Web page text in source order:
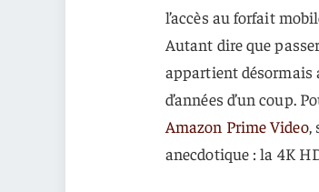
l’accès au forfait
Autant dire que
appartient désormais
d’années d’un coup.
Amazon Prime Video,
anecdotique : la 4K